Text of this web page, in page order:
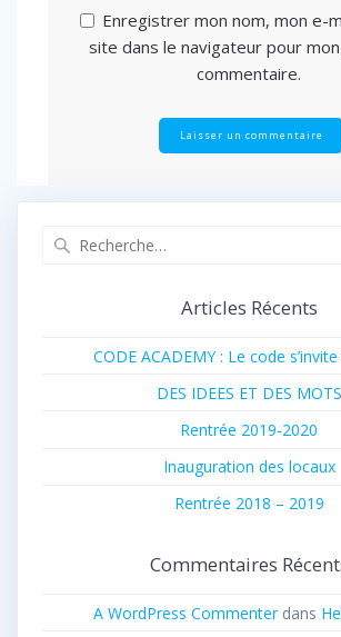
Enregistrer mon nom, mon e-
site dans le navigateur pour
commentaire.
Articles Récents
CODE ACADEMY : Le code
DES IDEES ET DES MOTS
Rentrée 2019-2020
Inauguration des locaux
Rentrée 2018 – 2019
Commentaires
A WordPress Commenterdans